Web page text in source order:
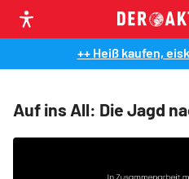
++ Heiß kaufen,
Auf ins All: Die Jagd